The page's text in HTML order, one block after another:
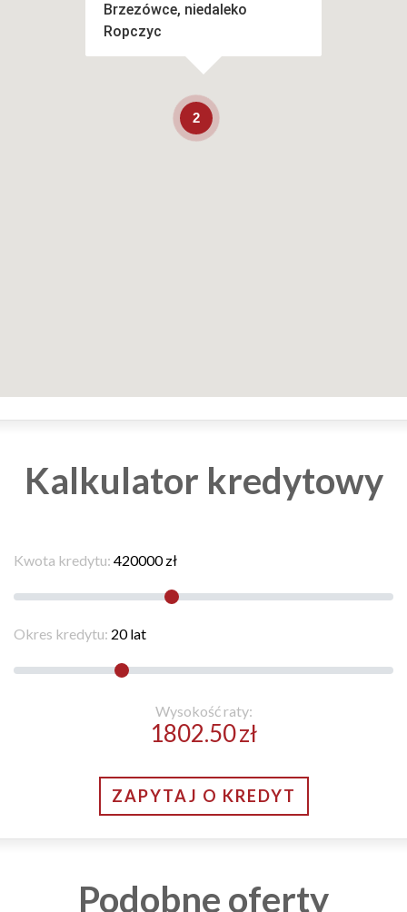
2
Brzezówce, niedaleko
Ropczyc
Kalkulator kredytowy
Kwota kredytu: 420000 zł
Okres kredytu: 20 lat
Wysokość raty:
1802.50zł
ZAPYTAJ O KREDYT
Podobne oferty